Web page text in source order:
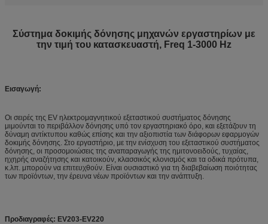
Σύστημα δοκιμής δόνησης μηχανών εργαστηρίων με
την τιμή του κατασκευαστή, Freq 1-3000 Hz
Εισαγωγή:
Οι σειρές της EV ηλεκτρομαγνητικού εξεταστικού συστήματος δόνησης
μιμούνται το περιβάλλον δόνησης υπό τον εργαστηριακό όρο, και εξετάζουν τη
δύναμη αντίκτυπου καθώς επίσης και την αξιοπιστία των διάφορων εφαρμογών
δοκιμής δόνησης. Στο εργαστήριο, με την ενίσχυση του εξεταστικού συστήματος
δόνησης, οι προσομοιώσεις της αναπαραγωγής της ημιτονοειδούς, τυχαίας,
ηχηρής αναζήτησης και κατοικούν, κλασσικός κλονισμός και τα οδικά πρότυπα,
κ.λπ. μπορούν να επιτευχθούν. Είναι ουσιαστικό για τη διαβεβαίωση ποιότητας
των προϊόντων, την έρευνα νέων προϊόντων και την ανάπτυξη.
Προδιαγραφές: EV203-EV220